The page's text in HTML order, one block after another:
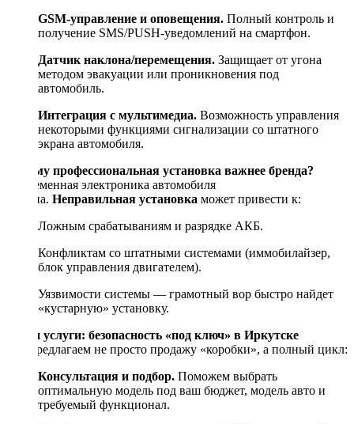
GSM-управление и оповещения. Полный контроль и
получение SMS/PUSH-уведомлений на смартфон.
Датчик наклона/перемещения. Защищает от угона
методом эвакуации или проникновения под
автомобиль.
Интеграция с мультимедиа. Возможность управления
некоторыми функциями сигнализации со штатного
экрана автомобиля.
Почему профессиональная установка важнее бренда?
Современная электроника автомобиля
сложна. Неправильная установка может привести к:
Ложным срабатываниям и разрядке АКБ.
Конфликтам со штатными системами (иммобилайзер,
блок управления двигателем).
Уязвимости системы — грамотный вор быстро найдет
«кустарную» установку.
Наши услуги: безопасность «под ключ» в Иркутске
Мы предлагаем не просто продажу «коробки», а полный цикл:
Консультация и подбор. Поможем выбрать
оптимальную модель под ваш бюджет, модель авто и
требуемый функционал.